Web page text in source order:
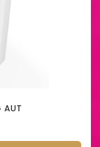
AUT